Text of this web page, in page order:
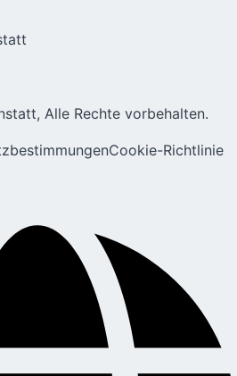
Alle Rechte vorbehalten.
Cookie-Richtlinie